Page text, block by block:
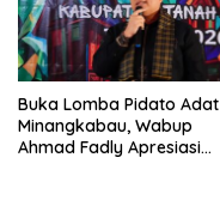
Buka Lomba Pidato Adat
Minangkabau, Wabup
Ahmad Fadly Apresiasi